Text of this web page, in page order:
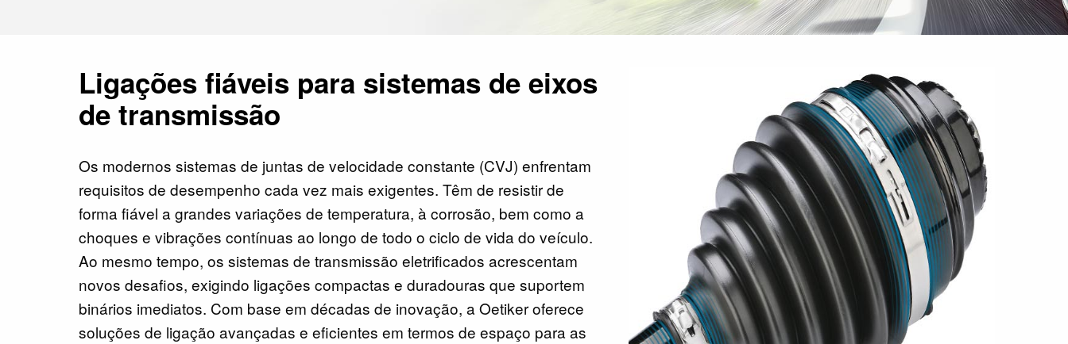
Ligações fiáveis para sistemas de eixos
de transmissão
Os modernos sistemas de juntas de velocidade constante (CVJ) enfrentam
requisitos de desempenho cada vez mais exigentes. Têm de resistir de
forma fiável a grandes variações de temperatura, à corrosão, bem como a
choques e vibrações contínuas ao longo de todo o ciclo de vida do veículo.
Ao mesmo tempo, os sistemas de transmissão eletrificados acrescentam
novos desafios, exigindo ligações compactas e duradouras que suportem
binários imediatos. Com base em décadas de inovação, a Oetiker oferece
soluções de ligação avançadas e eficientes em termos de espaço para as